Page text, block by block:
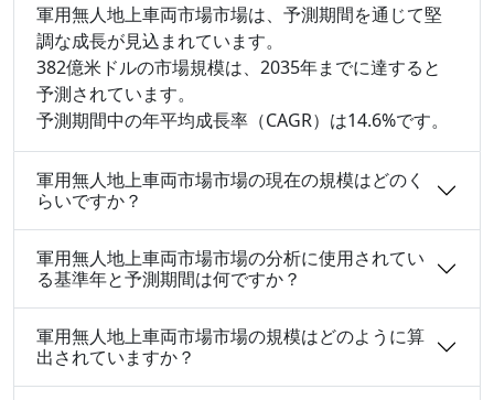
軍用無人地上車両市場市場は、予測期間を通じて堅
調な成長が見込まれています。
382億米ドルの市場規模は、2035年までに達すると
予測されています。
予測期間中の年平均成長率（CAGR）は14.6%です。
軍用無人地上車両市場市場の現在の規模はどのく
らいですか？
軍用無人地上車両市場市場の分析に使用されてい
る基準年と予測期間は何ですか？
軍用無人地上車両市場市場の規模はどのように算
出されていますか？